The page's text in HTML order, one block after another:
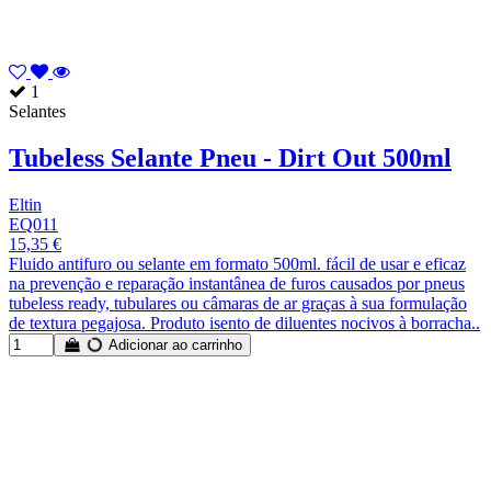
1
Selantes
Tubeless Selante Pneu - Dirt Out 500ml
Eltin
EQ011
15,35 €
Fluido antifuro ou selante em formato 500ml. fácil de usar e eficaz
na prevenção e reparação instantânea de furos causados por pneus
tubeless ready, tubulares ou câmaras de ar graças à sua formulação
de textura pegajosa. Produto isento de diluentes nocivos à borracha..
Adicionar ao carrinho